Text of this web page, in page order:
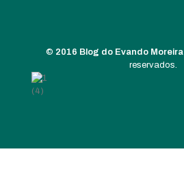
© 2016 Blog do Evando Moreira
reservados.